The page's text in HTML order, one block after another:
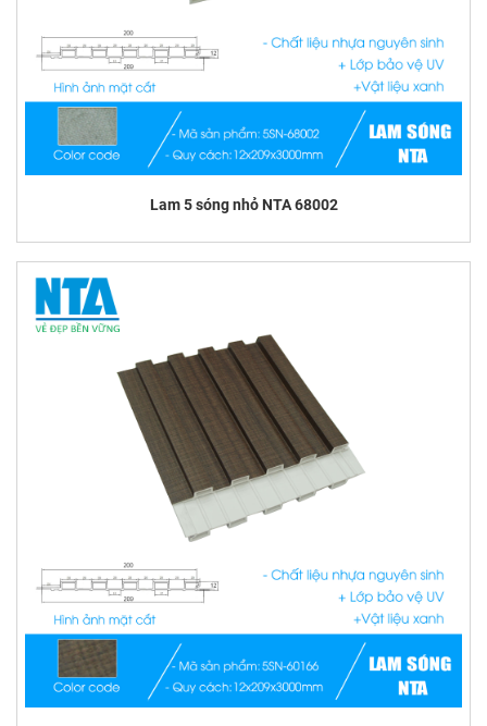
Lam 5 sóng nhỏ NTA 68002